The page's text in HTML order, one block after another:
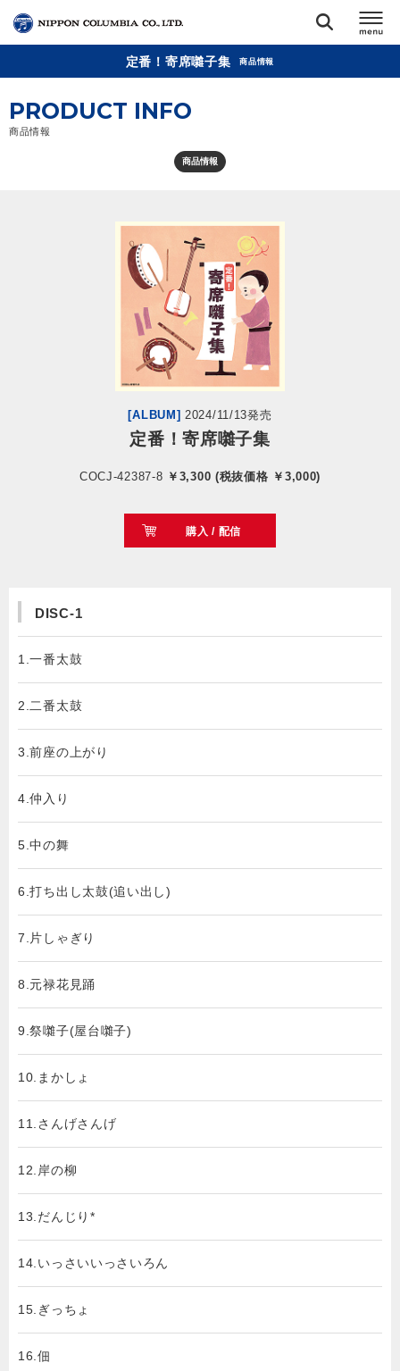
リリース
定番！寄席囃子集 商品情報
PRODUCT INFO
商品情報
商品情報
[ALBUM] 2024/11/13発売
定番！寄席囃子集
COCJ-42387-8 ￥3,300 (税抜価格 ￥3,000)
購入 / 配信
DISC-1
1.一番太鼓
2.二番太鼓
3.前座の上がり
4.仲入り
5.中の舞
6.打ち出し太鼓(追い出し)
7.片しゃぎり
8.元禄花見踊
9.祭囃子(屋台囃子)
10.まかしょ
11.さんげさんげ
12.岸の柳
13.だんじり*
14.いっさいいっさいろん
15.ぎっちょ
16.佃